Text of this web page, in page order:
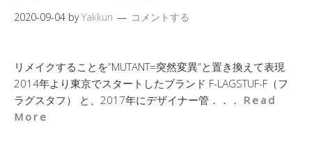
2020-09-04 byYakkun コメントする
リメイクすることを”MUTANT=突然変異”と置き換えて表現
2014年より東京でスタートしたブランド F-LAGSTUF-F（フ
ラグスタフ） と、2017年にデザイナー管．．． Read
More